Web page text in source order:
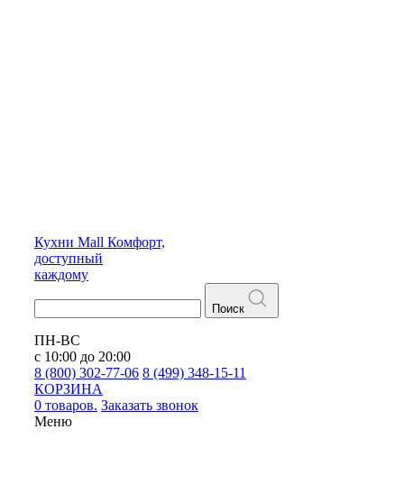
Кухни Mall Комфорт,
доступный
каждому
Поиск
ПН-ВС
с 10:00 до 20:00
8 (800) 302-77-06 8 (499) 348-15-11
КОРЗИНА
0 товаров. Заказать звонок
Меню